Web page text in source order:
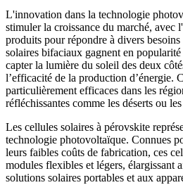
L'innovation dans la technologie
stimuler la croissance du marché, avec
produits pour répondre à divers
solaires bifaciaux gagnent en
capter la lumière du soleil des deux
l’efficacité de la production d’énergie.
particulièrement efficaces dans les
réfléchissantes comme les déserts ou
Les cellules solaires à pérovskite
technologie photovoltaïque. Connues
leurs faibles coûts de fabrication, ces
modules flexibles et légers, élargissant
solutions solaires portables et aux